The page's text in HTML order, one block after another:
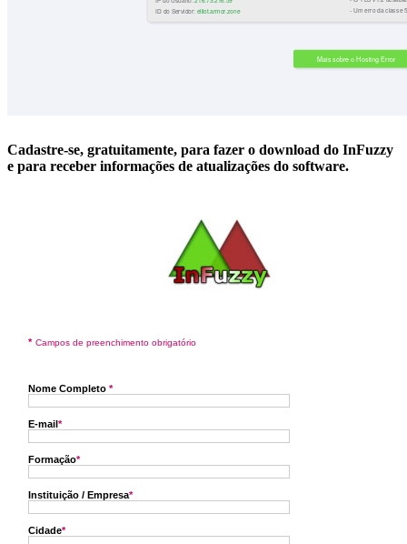
Cadastre-se, gratuitamente, para fazer o download do InFuzzy
e para receber informações de atualizações do software.